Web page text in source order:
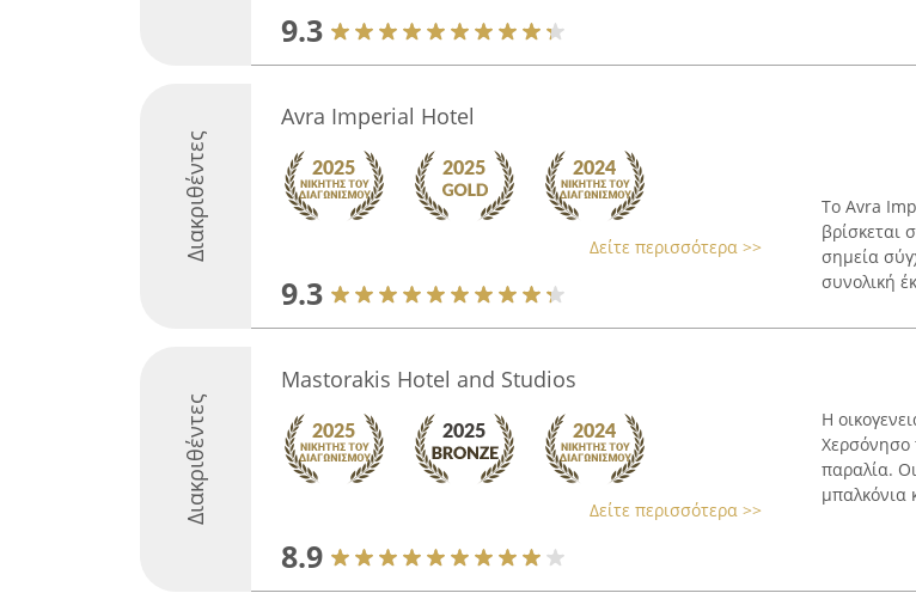
9.3
Διακριθέντες
Avra Imperial Hotel
Δείτε περισσότερα >>
9.3
Το Avra
βρίσκεται
σημεία
συνολική
Διακριθέντες
Mastorakis Hotel and Studios
Δείτε περισσότερα >>
8.9
Η
Χερσόνησο
παραλία.
μπαλκόνια